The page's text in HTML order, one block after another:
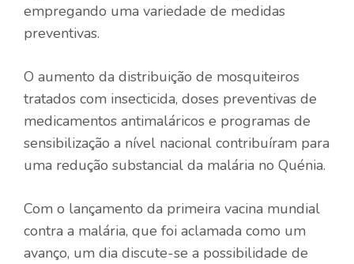
empregando uma variedade de medidas
preventivas.
O aumento da distribuição de mosquiteiros
tratados com insecticida, doses preventivas de
medicamentos antimaláricos e programas de
sensibilização a nível nacional contribuíram para
uma redução substancial da malária no Quénia.
Com o lançamento da primeira vacina mundial
contra a malária, que foi aclamada como um
avanço, um dia discute-se a possibilidade de